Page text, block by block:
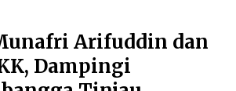
Arifuddin dan
Dampingi